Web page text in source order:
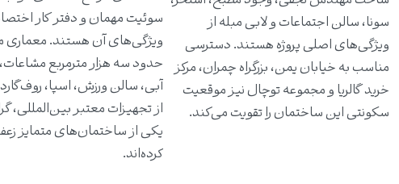
سونا، سالن اجتماعات و لابی مبله از
ویژگی‌های اصلی پروژه هستند. دسترسی
مناسب به خیابان یمن، بزرگراه چمران، مرکز
خرید گالریا و مجموعه توچال نیز موقعیت
سکونتی این ساختمان را تقویت می‌کند.
سوئیت مهمان و دفتر کار
ویژگی‌های آن هستند. معماری
حدود سه هزار مترمربع
آبی، سالن ورزش، اسپا،
از تجهیزات معتبر بین‌المللی،
یکی از ساختمان‌های متمایز
کرده‌اند.